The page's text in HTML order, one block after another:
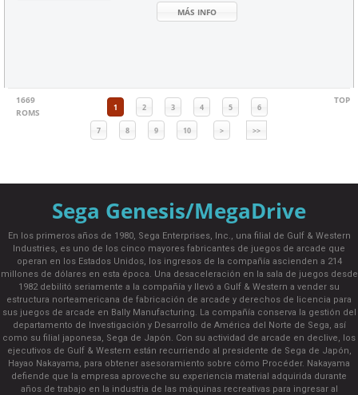
MÁS INFO
1669
ROMS
1 2 3 4 5 6
7 8 9 10 > >>
TOP
Sega Genesis/MegaDrive
En los primeros años de 1980, Sega Enterprises, Inc., una filial de Gulf & Western
Industries, es uno de los cinco mayores fabricantes de juegos de arcade que
operan en los Estados Unidos, los ingresos de la compañía ascienden a 214
millones de dólares en esta época. Una desaceleración en la sala de juegos desde
1982 debilitó seriamente a la compañía y llevó a Gulf & Western a vender su
estructura norteamericana de fabricación de arcade y derechos de licencia para
sus juegos de arcade en Bally Manufacturing. La compañía conserva la gestión del
departamento de Investigación y Desarrollo de América del Norte de Sega, así
como su filial japonesa, Sega de Japón. Con su actividad de arcade en declive, los
ejecutivos de Gulf & Western están recurriendo al presidente de Sega de Japón,
Hayao Nakayama, para obtener asesoramiento sobre cómo Procéder. Nakayama
defiende que la empresa aproveche su experiencia material adquirida durante
años de trabajo en la industria de las máquinas recreativas para ingresar al